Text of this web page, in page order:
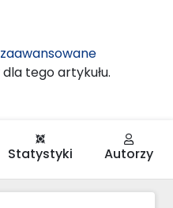
dla tego artykułu.
Statystyki Autorzy